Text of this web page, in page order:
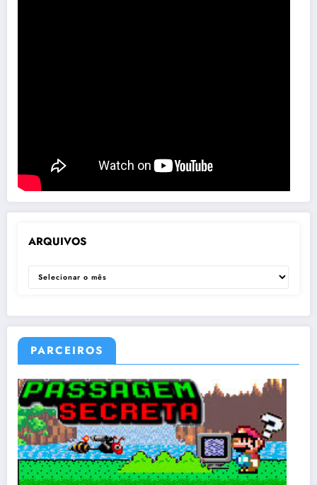
ARQUIVOS
ARQUIVOS
PARCEIROS